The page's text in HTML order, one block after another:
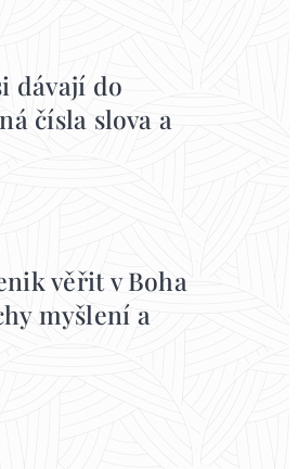
dávají do
čísla slova a
věřit v Boha
myšlení a